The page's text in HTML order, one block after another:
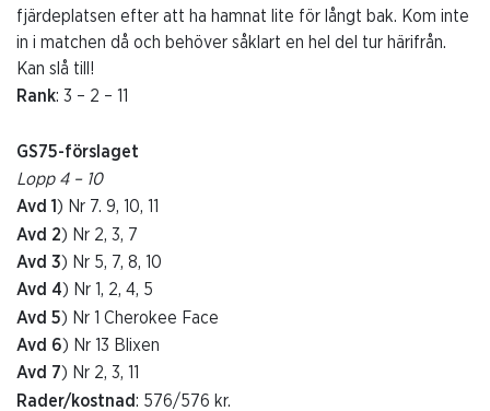
fjärdeplatsen efter att ha hamnat lite för långt bak. Kom inte
in i matchen då och behöver såklart en hel del tur härifrån.
Kan slå till!
Rank: 3 – 2 – 11
GS75-förslaget
Lopp 4 – 10
Avd 1 ) Nr 7. 9, 10, 11
Avd 2) Nr 2, 3, 7
Avd 3) Nr 5, 7, 8, 10
Avd 4) Nr 1, 2, 4, 5
Avd 5) Nr 1 Cherokee Face
Avd 6) Nr 13 Blixen
Avd 7) Nr 2, 3, 11
Rader/kostnad: 576/576 kr.